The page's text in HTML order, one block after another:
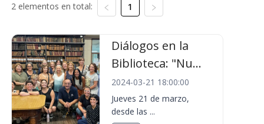
2 elementos en total: 1
Diálogos en la
Biblioteca: "Nu...
2024-03-21 18:00:00
Jueves 21 de marzo,
desde las ...